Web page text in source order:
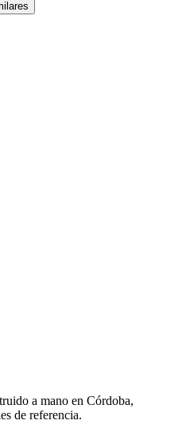
a mano en Córdoba,
de referencia.